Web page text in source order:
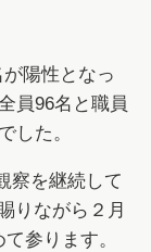
陽性となっ
員96名と職員
した。
察を継続して
りながら２月
参ります。